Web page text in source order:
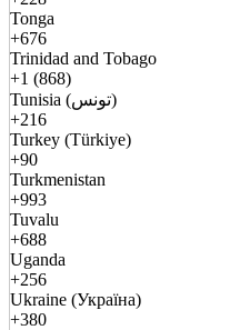
Tonga
+676
Trinidad and Tobago
+1 (868)
Tunisia (تونس)
+216
Turkey (Türkiye)
+90
Turkmenistan
+993
Tuvalu
+688
Uganda
+256
Ukraine (Україна)
+380